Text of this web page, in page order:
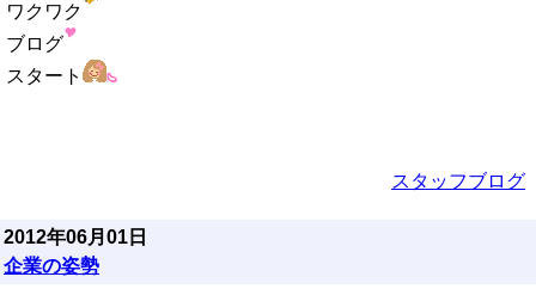
ワクワク
ブログ
スタート
スタッフブログ
2012年06月01日
企業の姿勢